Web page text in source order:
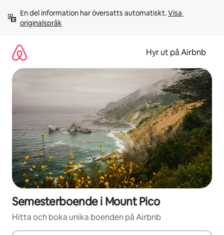
innehåll
En del information har översatts automatiskt. Visa
originalspråk
Hyr ut på Airbnb
Semesterboende i Mount Pico
Hitta och boka unika boenden på Airbnb